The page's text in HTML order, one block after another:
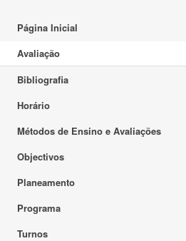
Página Inicial
Avaliação
Bibliografia
Horário
Métodos de Ensino e Avaliações
Objectivos
Planeamento
Programa
Turnos